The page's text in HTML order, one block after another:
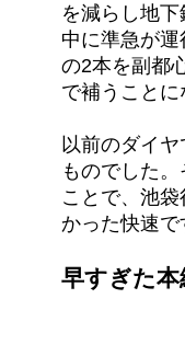
を減らし地
中に準急が
の2本を副都
で補うことに
以前のダイ
ものでした
ことで、池
かった快速で
早すぎた本